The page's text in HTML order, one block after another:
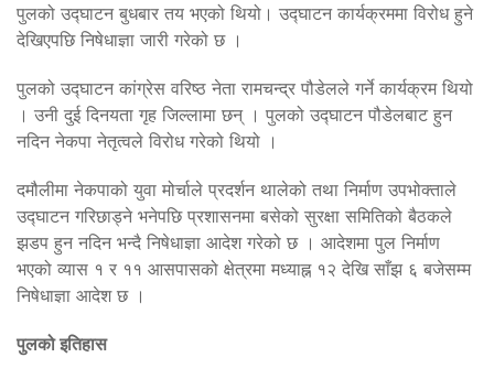
पुलको उद्‍घाटन बुधबार तय भएको थियो। उद्घाटन कार्यक्रममा विरोध हुने
देखिएपछि निषेधाज्ञा जारी गरेको छ ।
पुलको उद्घाटन कांग्रेस वरिष्ठ नेता रामचन्द्र पौडेलले गर्ने कार्यक्रम थियो
। उनी दुई दिनयता गृह जिल्लामा छन् । पुलको उद्घाटन पौडेलबाट हुन
नदिन नेकपा नेतृत्वले विरोध गरेको थियो ।
दमौलीमा नेकपाको युवा मोर्चाले प्रदर्शन थालेको तथा निर्माण उपभोक्ताले
उद्घाटन गरिछाड्ने भनेपछि प्रशासनमा बसेको सुरक्षा समितिको बैठकले
झडप हुन नदिन भन्दै निषेधाज्ञा आदेश गरेको छ । आदेशमा पुल निर्माण
भएको व्यास १ र ११ आसपासको क्षेत्रमा मध्याह्न १२ देखि साँझ ६ बजेसम्म
निषेधाज्ञा आदेश छ ।
पुलको इतिहास